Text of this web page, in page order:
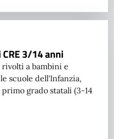
3/14 anni
rivolti a bambini e
scuole dell'Infanzia,
grado statali (3-14